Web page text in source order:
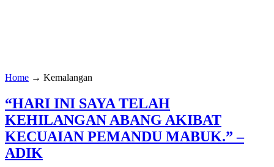
Home → Kemalangan
“HARI INI SAYA TELAH
KEHILANGAN ABANG AKIBAT
KECUAIAN PEMANDU MABUK.” –
ADIK